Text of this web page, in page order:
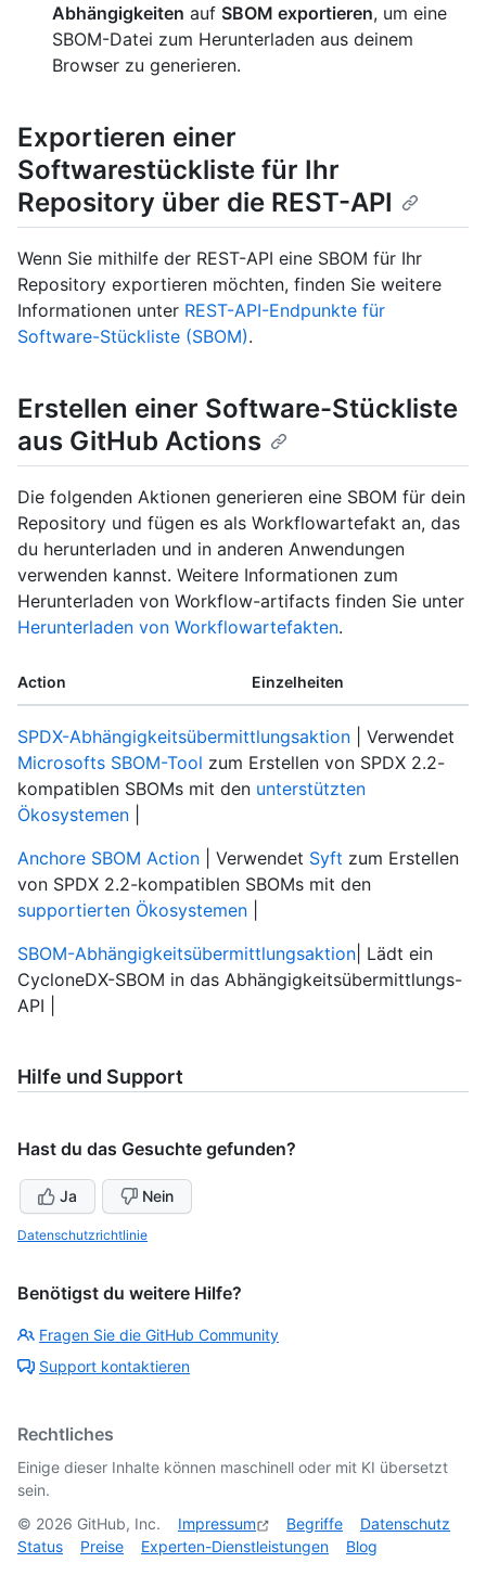
Abhängigkeiten auf SBOM exportieren, um eine
SBOM-Datei zum Herunterladen aus deinem
Browser zu generieren.
Exportieren einer
Softwarestückliste für Ihr
Repository über die REST-API
Wenn Sie mithilfe der REST-API eine SBOM für Ihr
Repository exportieren möchten, finden Sie weitere
Informationen unter REST-API-Endpunkte für
Software-Stückliste (SBOM).
Erstellen einer Software-Stückliste
aus GitHub Actions
Die folgenden Aktionen generieren eine SBOM für dein
Repository und fügen es als Workflowartefakt an, das
du herunterladen und in anderen Anwendungen
verwenden kannst. Weitere Informationen zum
Herunterladen von Workflow-artifacts finden Sie unter
Herunterladen von Workflowartefakten.
Action Einzelheiten
SPDX-Abhängigkeitsübermittlungsaktion | Verwendet
Microsofts SBOM-Tool zum Erstellen von SPDX 2.2-
kompatiblen SBOMs mit den unterstützten
Ökosystemen
Anchore SBOM Action | Verwendet Syft zum Erstellen
von SPDX 2.2-kompatiblen SBOMs mit den
supportierten Ökosystemen
SBOM-Abhängigkeitsübermittlungsaktion | Lädt ein
CycloneDX-SBOM in das Abhängigkeitsübermittlungs-
API |
Hilfe und Support
Hast du das Gesuchte gefunden?
Ja Nein
Datenschutzrichtlinie
Benötigst du weitere Hilfe?
Fragen Sie die GitHub Community
Support kontaktieren
Rechtliches
Einige dieser Inhalte können maschinell oder mit KI übersetzt
sein.
© 2026 GitHub, Inc. Impressum Begriffe
Datenschutz
Status
Preise Experten-Dienstleistungen Blog